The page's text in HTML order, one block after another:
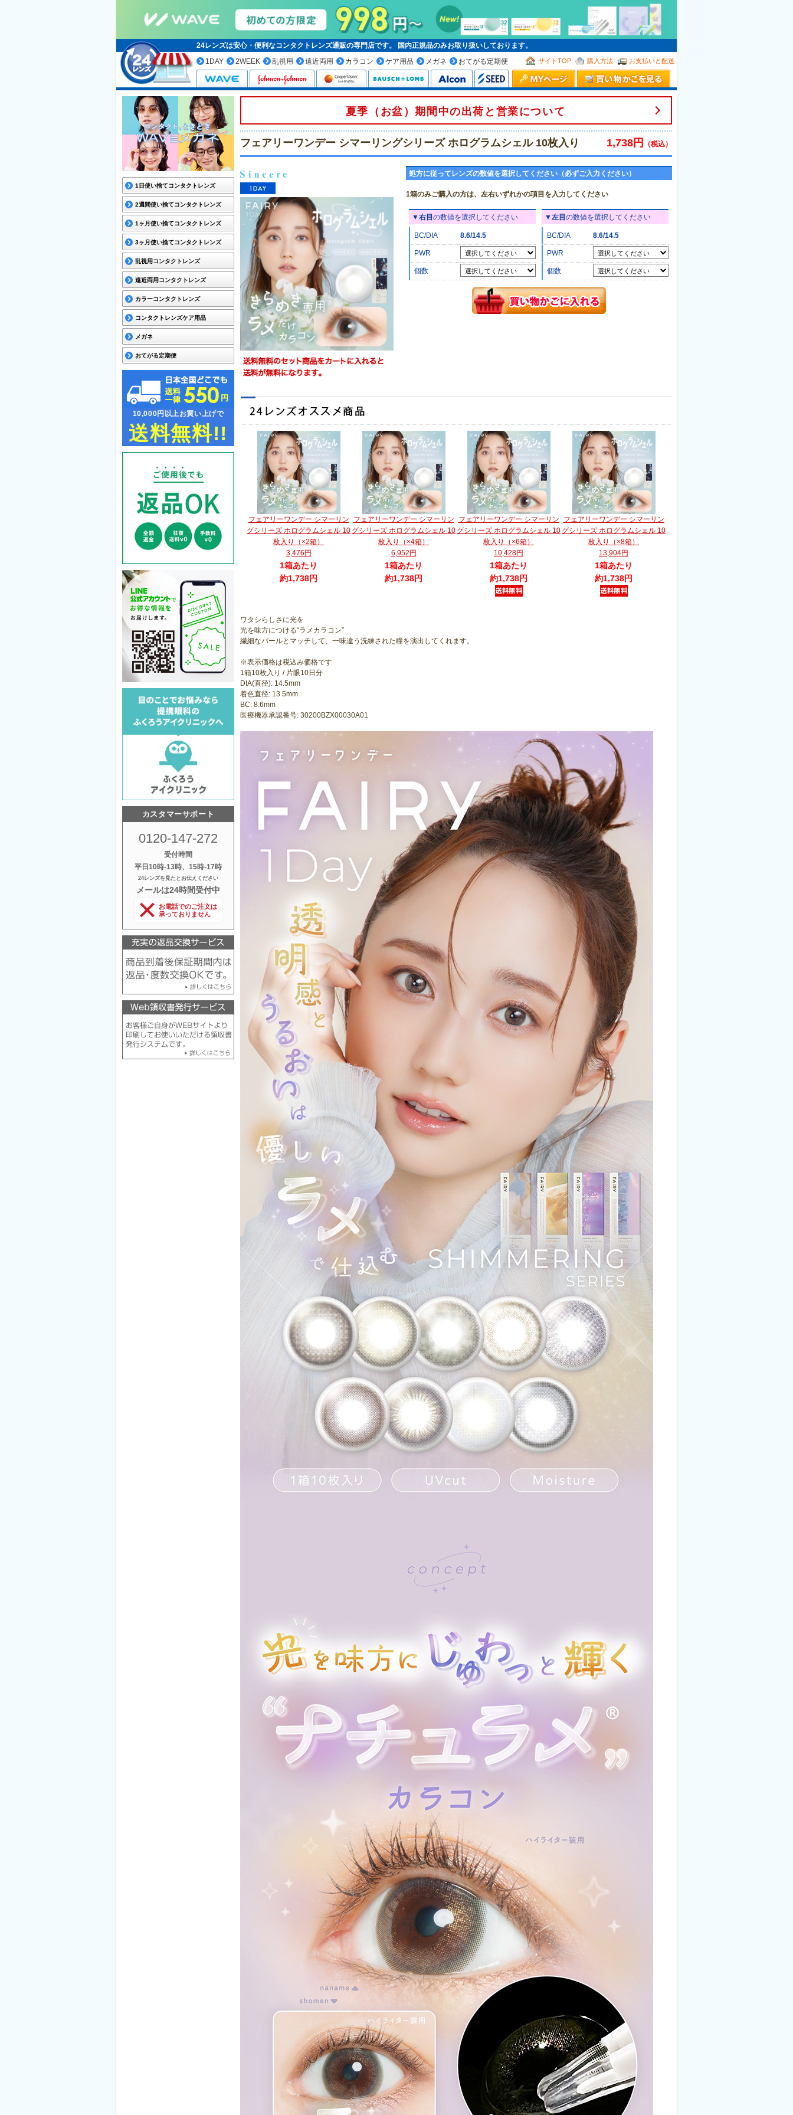
24レンズは安心・便利なコンタクトレンズ通販の専門店です。 国内正規品のみお取り扱いしております。
1DAY
2WEEK 乱視用 遠近両用 カラコン ケア用品 メガネ おてがる定期便 サイトTOP 購入方法 お支払いと配送
1日使い捨てコンタクトレンズ
2週間使い捨てコンタクトレンズ
1ヶ月使い捨てコンタクトレンズ
3ヶ月使い捨てコンタクトレンズ
乱視用コンタクトレンズ
遠近両用コンタクトレンズ
カラーコンタクトレンズ
コンタクトレンズケア用品
メガネ
おてがる定期便
10,000円以上お買い上げで
送料無料!!
カスタマーサポート
0120-147-272
受付時間
平日10時‐13時、15時‐17時
24レンズを見たとお伝えください
メールは24時間受付中
お電話でのご注文は
承っておりません
夏季（お盆）期間中の出荷と営業について
フェアリーワンデー シマーリングシリーズ ホログラムシェル 10枚入り 1,738円 （税込）
処方に従ってレンズの数値を選択してください（必ずご入力ください）
1箱のみご購入の方は、左右いずれかの項目を入力してください
▼右目の数値を選択してください
BC/DIA 8.6/14.5
PWR
個数
▼左目の数値を選択してください
BC/DIA 8.6/14.5
PWR
個数
フェアリーワンデー シマーリン
グシリーズ ホログラムシェル 10
枚入り（×2箱）
3,476円
1箱あたり
約1,738円
フェアリーワンデー シマーリン
グシリーズ ホログラムシェル 10
枚入り（×4箱）
6,952円
1箱あたり
約1,738円
フェアリーワンデー シマーリン
グシリーズ ホログラムシェル 10
枚入り（×6箱）
10,428円
1箱あたり
約1,738円
フェアリーワンデー シマーリン
グシリーズ ホログラムシェル 10
枚入り（×8箱）
13,904円
1箱あたり
約1,738円
ワタシらしさに光を
光を味方につける“ラメカラコン”
繊細なパールとマッチして、一味違う洗練された瞳を演出してくれます。
※表示価格は税込み価格です
1箱10枚入り / 片眼10日分
DIA(直径): 14.5mm
着色直径: 13.5mm
BC: 8.6mm
医療機器承認番号: 30200BZX00030A01